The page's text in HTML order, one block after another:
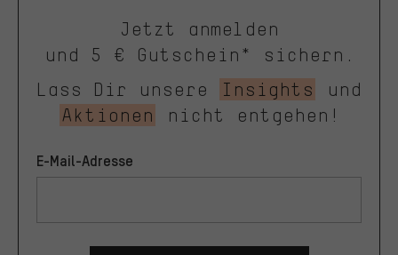
Jetzt anmelden
und 5 € Gutschein* sichern.
Lass Dir unsere
Insights
und
Aktionen
nicht entgehen!
E-Mail-Adresse